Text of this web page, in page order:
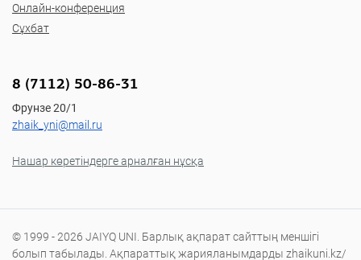
Онлайн-конференция
Сұхбат
8 (7112) 50-86-31
Фрунзе 20/1
zhaik_yni@mail.ru
Нашар көретіндерге арналған нұсқа
© 1999 - 2026 JAIYQ UNI. Барлық ақпарат сайттың меншігі
болып табылады. Ақпараттық жарияланымдарды zhaikuni.kz/